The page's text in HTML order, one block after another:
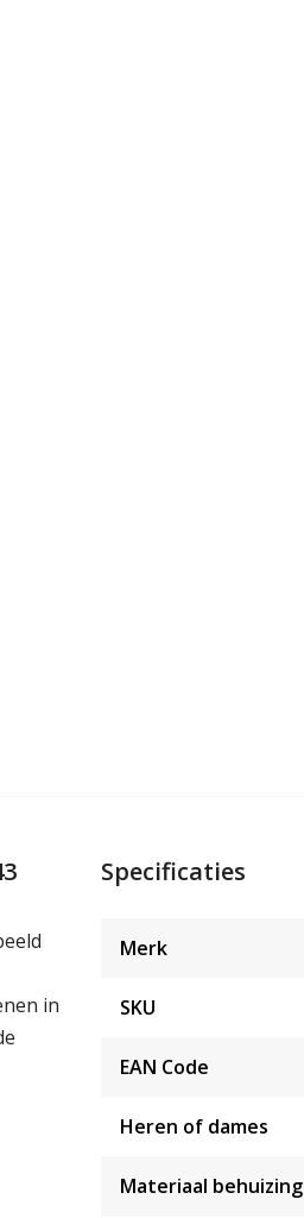
in
Specificaties
Merk
SKU
EAN Code
Heren of dames
Materiaal behuizing